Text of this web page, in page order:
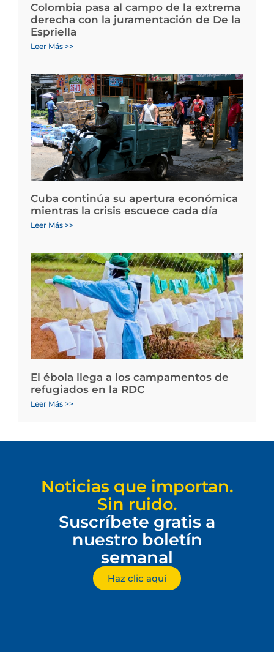
Colombia pasa al campo de la extrema
derecha con la juramentación de De la
Espriella
Leer Más >>
Cuba continúa su apertura económica
mientras la crisis escuece cada día
Leer Más >>
El ébola llega a los campamentos de
refugiados en la RDC
Leer Más >>
Noticias que importan.
Sin ruido.
Suscríbete gratis a
nuestro boletín
semanal
Haz clic aquí